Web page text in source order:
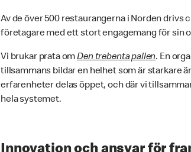
Av de över 500 restaurangerna i Norden
företagare med ett stort engagemang för sin
Vi brukar prata omDen trebenta pallen. En
tillsammans bildar en helhet som är starkare
erfarenheter delas öppet, och där vi
hela systemet.